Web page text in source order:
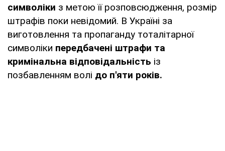
символіки з метою її розповсюдження, розмір
штрафів поки невідомий. В Україні за
виготовлення та пропаганду тоталітарної
символіки передбачені штрафи та
кримінальна відповідальність із
позбавленням волі до п'яти років.